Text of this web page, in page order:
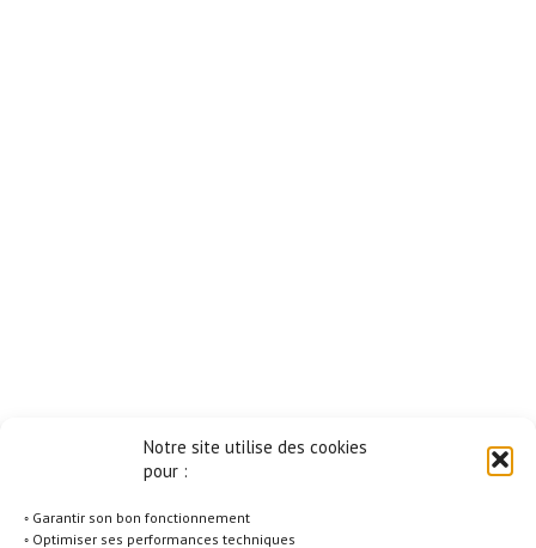
Notre site utilise des cookies
pour :
◦ Garantir son bon fonctionnement
◦ Optimiser ses performances techniques